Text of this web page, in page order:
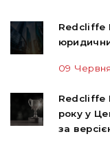
Redcliffe
09
Redcliffe
року у
за